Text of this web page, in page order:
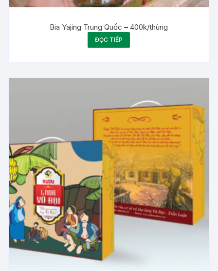
Bia Yajing Trung Quốc – 400k/thùng
ĐỌC TIẾP